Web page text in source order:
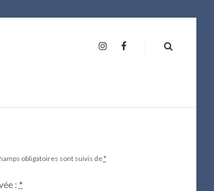
INSTAGRAM
obligatoires sont suivis de*
: *